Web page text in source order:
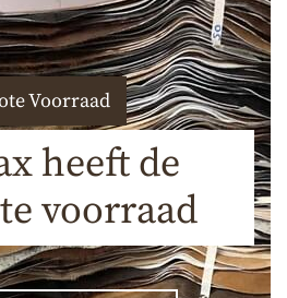
Voorraad
heeft de
voorraad